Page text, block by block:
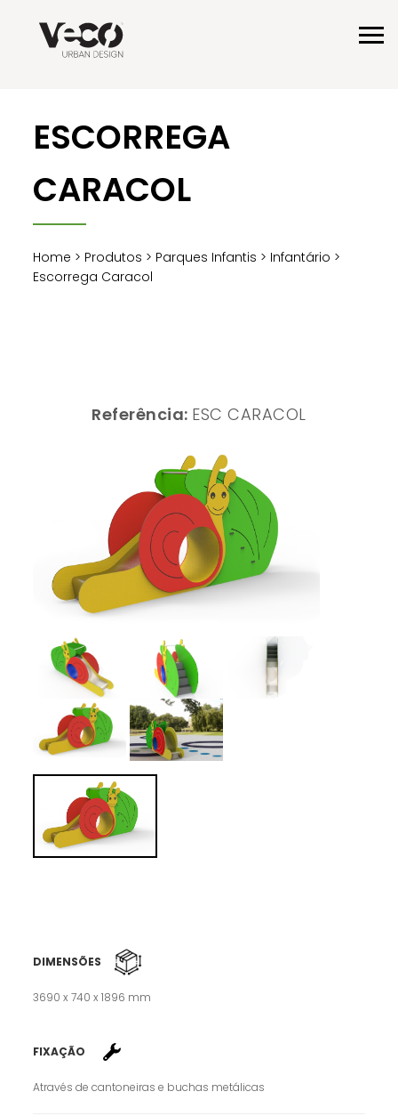
ESCORREGA
CARACOL
Home > Produtos > Parques Infantis > Infantário >
Escorrega Caracol
Referência: ESC CARACOL
DIMENSÕES
3690 x 740 x 1896 mm
FIXAÇÃO
Através de cantoneiras e buchas metálicas